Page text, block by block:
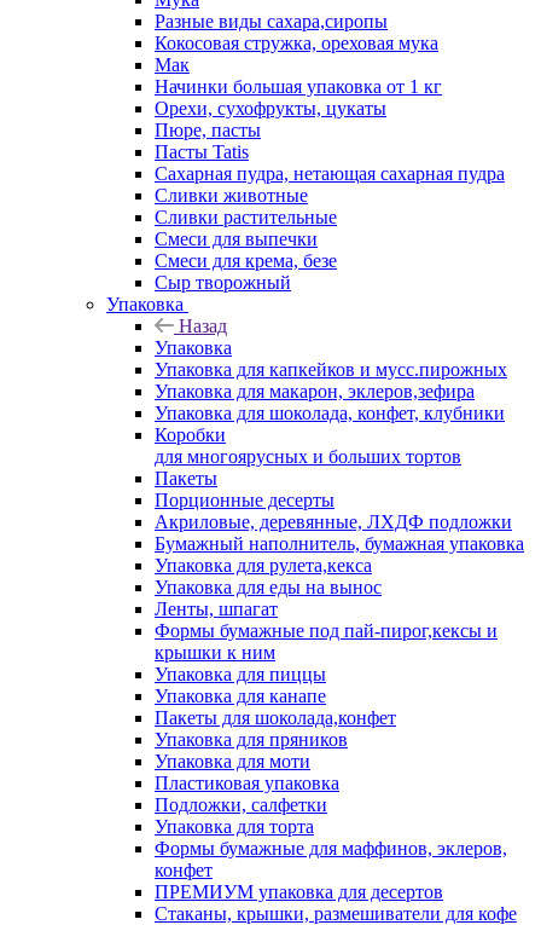
Разные виды сахара,сиропы
Кокосовая стружка, ореховая мука
Мак
Начинки большая упаковка от 1 кг
Орехи, сухофрукты, цукаты
Пюре, пасты
Пасты Tatis
Сахарная пудра, нетающая сахарная пудра
Сливки животные
Сливки растительные
Смеси для выпечки
Смеси для крема, безе
Сыр творожный
Упаковка
Назад
Упаковка
Упаковка для капкейков и мусс.пирожных
Упаковка для макарон, эклеров,зефира
Упаковка для шоколада, конфет, клубники
Коробки
для многоярусных и больших тортов
Пакеты
Порционные десерты
Акриловые, деревянные, ЛХДФ подложки
Бумажный наполнитель, бумажная упаковка
Упаковка для рулета,кекса
Упаковка для еды на вынос
Ленты, шпагат
Формы бумажные под пай-пирог,кексы и
крышки к ним
Упаковка для пиццы
Упаковка для канапе
Пакеты для шоколада,конфет
Упаковка для пряников
Упаковка для моти
Пластиковая упаковка
Подложки, салфетки
Упаковка для торта
Формы бумажные для маффинов, эклеров,
конфет
ПРЕМИУМ упаковка для десертов
Стаканы, крышки, размешиватели для кофе